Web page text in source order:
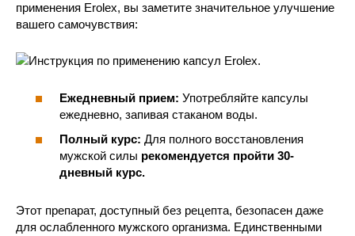
применения Erolex, вы заметите значительное улучшение
вашего самочувствия:
Ежедневный прием: Употребляйте капсулы
ежедневно, запивая стаканом воды.
Полный курс: Для полного восстановления
мужской силы рекомендуется пройти 30-
дневный курс.
Этот препарат, доступный без рецепта, безопасен даже
для ослабленного мужского организма. Единственными